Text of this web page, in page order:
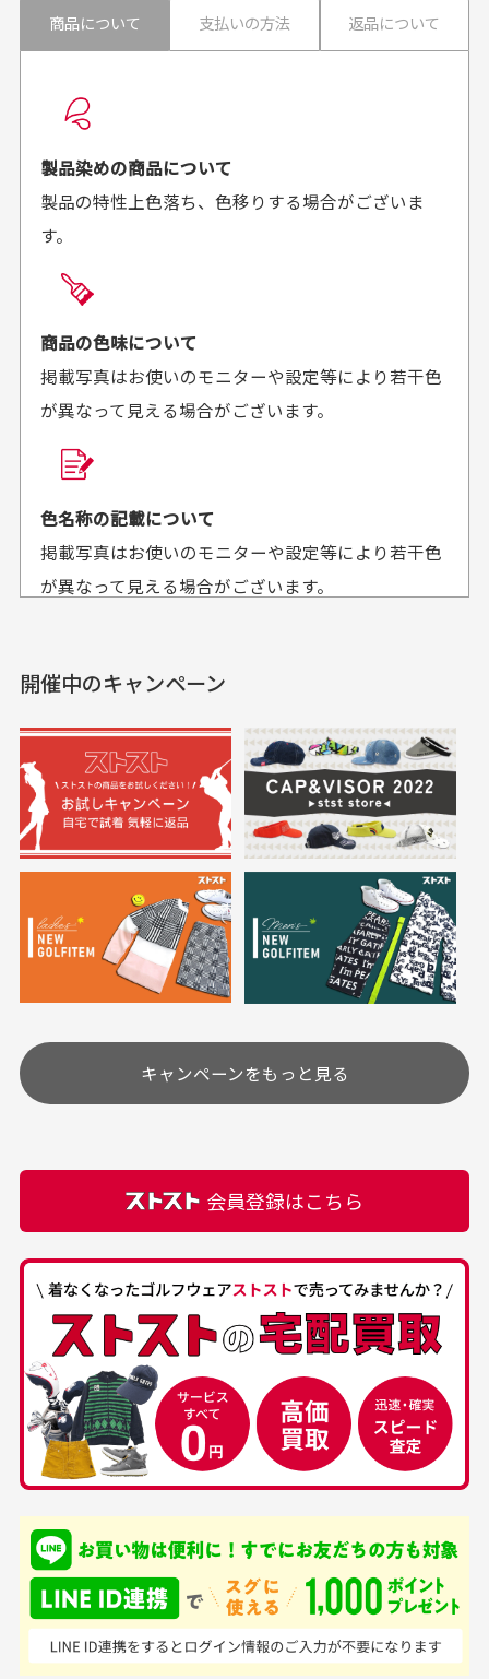
良かった！
がとうございます。丁寧
に梱包されていて、商品
の状態も良好でした。気
があればよろしくお願い
30代男性
来ました。またお願いし
セールかつポイント
も使えて、お得に購
入出来ました
セールかつポイントも使
満足です。
おります
欲しかったスカートが購
30代女性
高価なブルゾンがお
購入できました。状態も
最高でした。
30代女性
いつも素敵な商品を
す
商品をありがとうござい
ます。
30代男性
中古ゴルフウェアの
品揃えがすごい
て、ここまでゴルフブラ
ンドの取り扱いがあるの
はすごい。 毎日たくさ
んの商品がアップされて
いるので新作チェックす
50代男性
安心して中古ウェア
を買えるお店です
品ですが綺麗に梱包され
ており商品を大切にして
いる感が伝わってきまし
た 「フロント部分に汚
れあり」と記載ありまし
お届け希望日時をご指定頂けます。
ご注文時にご指定下さい。
商品の受け渡しは、ゆうパックでの配送のみとさせて
頂いております。
商品購入からどれくらいで発送してもらえます
か？
平日午前9時までのご注文で最短当日発送させて頂いて
せて頂いております。
送料はいくらかかりますか？
何点ご購入頂いた場合も全国一律で800円とさせて頂
いております。(1配送先につき)
また5,000円(税込)以上お買い物をして頂けた場合は送
※必ず１つのショッピングカートに複数商品を入れて
ご注文下さいませ。
定休日はありますか？
土.日.祝日は定休日となっております。
その他の休日につきましてはサイト上にて告知させて
頂きます。
カートの有効時間はありますか？
は自動的にカート内の商品が削除されますのでご注意
下さい。
お気に入り機能をご利用下さい。
商品について 支払いの方法 返品について
製品染めの商品について
製品の特性上色落ち、色移りする場合がございま
す。
商品の色味について
掲載写真はお使いのモニターや設定等により若干色
が異なって見える場合がございます。
色名称の記載について
掲載写真はお使いのモニターや設定等により若干色
が異なって見える場合がございます。
実寸サイズについて
一点一点手作業で計測しておりますので、若干の誤
差が生じる場合がございます。
においについて
ユーズド商品の特性故、メンテンスを行っておりま
すが、におい（煙草、香水、お香、古着特有の香
り、柔軟剤等)が付着している場合がございます。
付属品について
付属品の記載につきましては、弊社に入荷した時点
ある場合もございます。
経年劣化について
当店では商品の管理には細心の注意を払っておりま
すが、経年により素材の劣化やパーツの強度低下が
生じている場合がございます。
銀行振込（前払い）
入金確認後商品発送となります。
※土曜、日曜、祝日は入金確認及び発送業務は致しておりま
せん。
尚、お振込み手数料はお客様ご負担となります。入金確認後
商品発送となります。
ご注文頂いてから7日以内をお振込み期限とさせ
申し込まれた商品と届いた商品が異なっている場合
商品説明に記載されていない汚れやダメージがある商品
の場合
開催中のキャンペーン
キャンペーンをもっと見る
会員登録はこちら